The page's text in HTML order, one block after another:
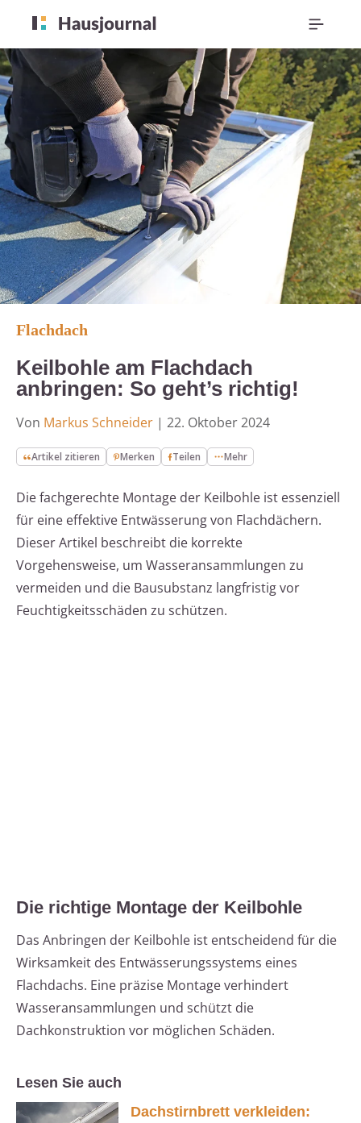
Flachdach
Keilbohle am Flachdach
anbringen: So geht’s richtig!
Von Markus Schneider | 22. Oktober 2024
Artikel zitieren Merken Teilen Mehr
Die fachgerechte Montage der Keilbohle ist essenziell
für eine effektive Entwässerung von Flachdächern.
Dieser Artikel beschreibt die korrekte
Vorgehensweise, um Wasseransammlungen zu
vermeiden und die Bausubstanz langfristig vor
Feuchtigkeitsschäden zu schützen.
Die richtige Montage der Keilbohle
Das Anbringen der Keilbohle ist entscheidend für die
Wirksamkeit des Entwässerungssystems eines
Flachdachs. Eine präzise Montage verhindert
Wasseransammlungen und schützt die
Dachkonstruktion vor möglichen Schäden.
Lesen Sie auch
Dachstirnbrett verkleiden: